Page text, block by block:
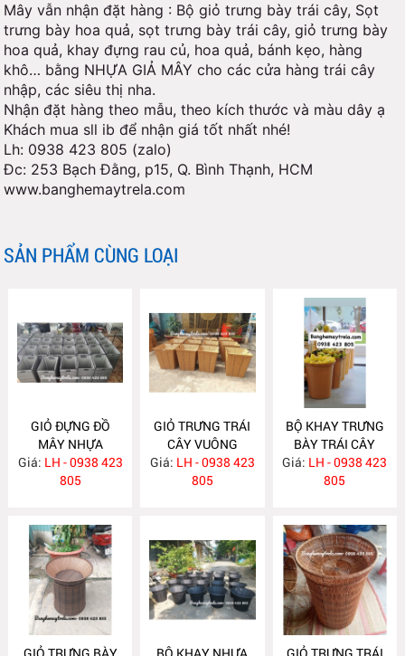
Mây vẫn nhận đặt hàng : Bộ giỏ trưng bày trái cây, Sọt
trưng bày hoa quả, sọt trưng bày trái cây, giỏ trưng bày
hoa quả, khay đựng rau củ, hoa quả, bánh kẹo, hàng
khô… bằng NHỰA GIẢ MÂY cho các cửa hàng trái cây
nhập, các siêu thị nha.
Nhận đặt hàng theo mẫu, theo kích thước và màu dây ạ
Khách mua sll ib để nhận giá tốt nhất nhé!
Lh: 0938 423 805 (zalo)
Đc: 253 Bạch Đằng, p15, Q. Bình Thạnh, HCM
www.banghemaytrela.com
SẢN PHẨM CÙNG LOẠI
GIỎ ĐỰNG ĐỒ
MÂY NHỰA
NH405
Giá: LH - 0938 423
805
GIỎ TRƯNG TRÁI
CÂY VUÔNG
NH400
Giá: LH - 0938 423
805
BỘ KHAY TRƯNG
BÀY TRÁI CÂY
HOA QUẢ NH399
Giá: LH - 0938 423
805